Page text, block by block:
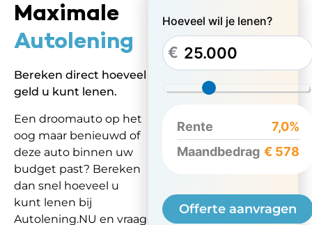
Maximale
Autolening
Bereken direct hoeveel
geld u kunt lenen.
Een droomauto op het
oog maar benieuwd of
deze auto binnen uw
budget past? Bereken
dan snel hoeveel u
kunt lenen bij
Autolening.NU en vraag
Hoeveel wil je lenen?
€
Rente
7,0%
Maandbedrag € 578